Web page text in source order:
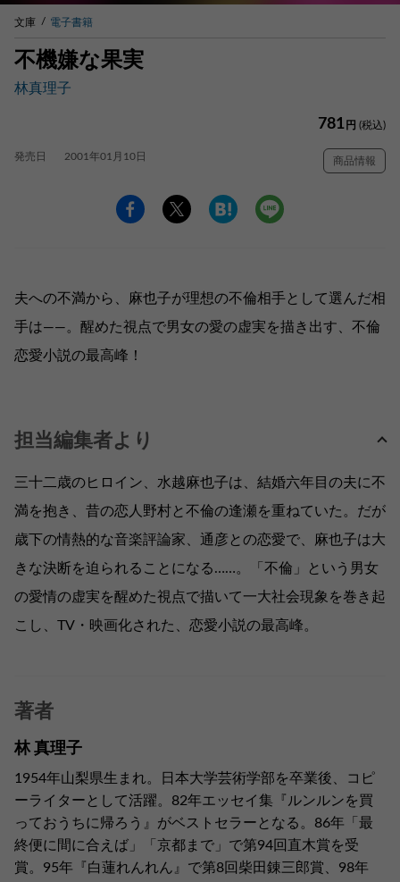
文庫 電子書籍
不機嫌な果実
林真理子
781 円 (税込)
発売日 2001年01月10日 商品情報
夫への不満から、麻也子が理想の不倫相手として選んだ相
手は——。醒めた視点で男女の愛の虚実を描き出す、不倫
恋愛小説の最高峰！
担当編集者より
三十二歳のヒロイン、水越麻也子は、結婚六年目の夫に不
満を抱き、昔の恋人野村と不倫の逢瀬を重ねていた。だが
歳下の情熱的な音楽評論家、通彦との恋愛で、麻也子は大
きな決断を迫られることになる……。「不倫」という男女
の愛情の虚実を醒めた視点で描いて一大社会現象を巻き起
こし、TV・映画化された、恋愛小説の最高峰。
著者
林 真理子
1954年山梨県生まれ。日本大学芸術学部を卒業後、コピ
ーライターとして活躍。82年エッセイ集『ルンルンを買
っておうちに帰ろう』がベストセラーとなる。86年「最
終便に間に合えば」「京都まで」で第94回直木賞を受
賞。95年『白蓮れんれん』で第8回柴田錬三郎賞、98年